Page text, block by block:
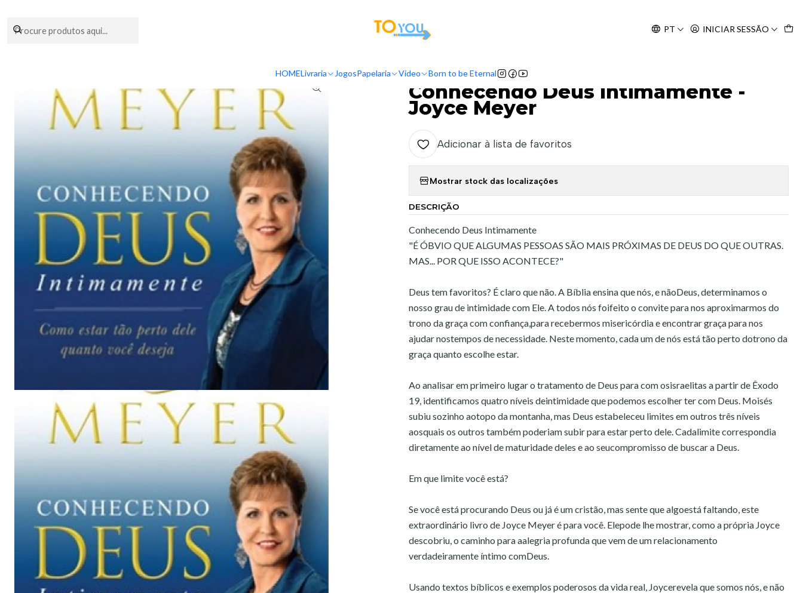
PT INICIAR SESSÃO
HOMELivraria JogosPapelaria Vídeo Born to be Eternal
Conhecendo Deus Intimamente - Joyce Meyer
|
Conhecendo Deus Intimamente -
Joyce Meyer
Adicionar à lista de favoritos
Mostrar stock das localizações
DESCRIÇÃO
Conhecendo Deus Intimamente
"É ÓBVIO QUE ALGUMAS PESSOAS SÃO MAIS PRÓXIMAS DE DEUS DO QUE OUTRAS.
MAS... POR QUE ISSO ACONTECE?"
Deus tem favoritos? É claro que não. A Bíblia ensina que nós, e nãoDeus, determinamos o
nosso grau de intimidade com Ele. A todos nós foifeito o convite para nos aproximarmos do
trono da graça com confiança,para recebermos misericórdia e encontrar graça para nos
ajudar nostempos de necessidade. Neste momento, cada um de nós está tão perto dotrono da
graça quanto escolhe estar.
Ao analisar em primeiro lugar o tratamento de Deus para com osisraelitas a partir de Êxodo
19, identificamos quatro níveis deintimidade que podemos escolher ter com Deus. Moisés
subiu sozinho aotopo da montanha, mas Deus estabeleceu limites em outros três níveis
aosquais os outros também poderiam subir para estar perto dele. Cadalimite correspondia
diretamente ao nível de maturidade deles e ao seucompromisso de buscar a Deus.
Em que limite você está?
Se você está procurando Deus ou já é um cristão, mas sente que algoestá faltando, este
extraordinário livro de Joyce Meyer é para você. Elepode lhe mostrar, como a própria Joyce
descobriu, o caminho para aalegria profunda que vem de um relacionamento
verdadeiramente íntimo comDeus.
Usando textos bíblicos e exemplos poderosos da vida real, Joycerevela que somos nós, e não